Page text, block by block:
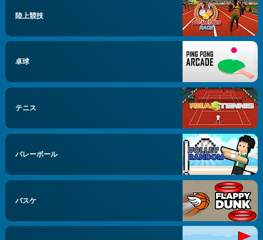
陸上競技
卓球
テニス
バレーボール
バスケ